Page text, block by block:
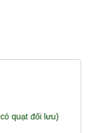
bàn YKL02A
phòng thí nghiệm